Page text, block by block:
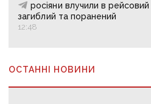
росіяни влучили в
загиблий та поранений
12:48
ОСТАННІ НОВИНИ